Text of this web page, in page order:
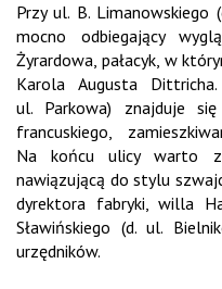
Przy ul. B. Limanowskiego
mocno odbiegający
Żyrardowa, pałacyk, w
Karola Augusta
ul. Parkowa) znajduje
francuskiego,
Na końcu ulicy warto
nawiązującą do stylu
dyrektora fabryki, willa
Sławińskiego (d. ul.
urzędników.